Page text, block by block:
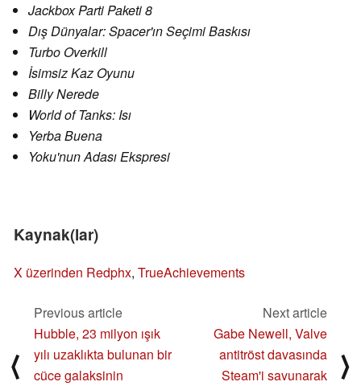
Jackbox Parti Paketi 8
Dış Dünyalar: Spacer'ın Seçimi Baskısı
Turbo Overkill
İsimsiz Kaz Oyunu
Billy Nerede
World of Tanks: Isı
Yerba Buena
Yoku'nun Adası Ekspresi
Kaynak(lar)
X üzerinden Redphx, TrueAchievements
⟨
Previous article
Hubble, 23 milyon ışık
yılı uzaklıkta bulunan bir
cüce galaksinin
Next article
Gabe Newell, Valve
antitröst davasında
Steam'i savunarak
⟩